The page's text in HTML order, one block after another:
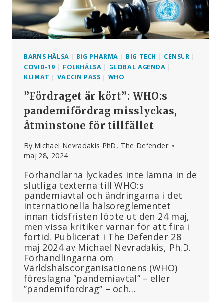
BARNS HÄLSA | BIG PHARMA | BIG TECH | CENSUR |
COVID-19 | FOLKHÄLSA | GLOBAL AGENDA |
KLIMAT | VACCIN PASS | WHO
”Fördraget är kört”: WHO:s
pandemifördrag misslyckas,
åtminstone för tillfället
By Michael Nevradakis PhD, The Defender
maj 28, 2024
Förhandlarna lyckades inte lämna in de
slutliga texterna till WHO:s
pandemiavtal och ändringarna i det
internationella hälsoreglementet
innan tidsfristen löpte ut den 24 maj,
men vissa kritiker varnar för att fira i
förtid. Publicerat i The Defender 28
maj 2024 av Michael Nevradakis, Ph.D.
Förhandlingarna om
Världshälsoorganisationens (WHO)
föreslagna ”pandemiavtal” – eller
”pandemifördrag” – och…